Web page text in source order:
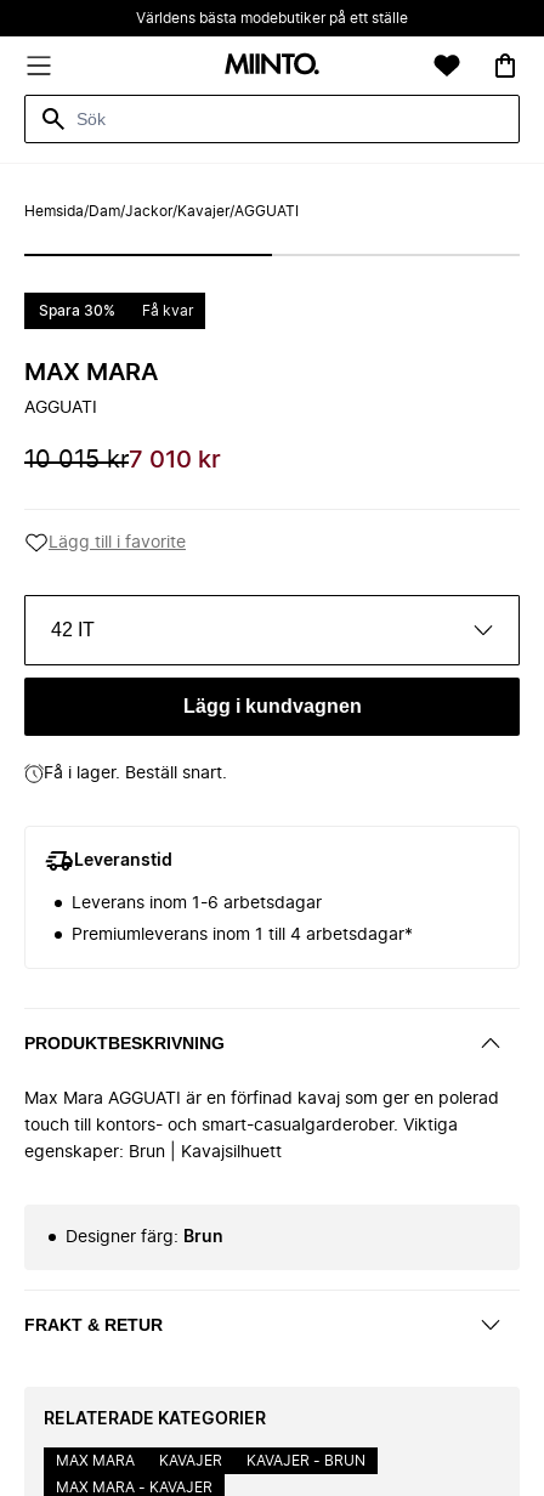
Världens bästa modebutiker på ett ställe
Hemsida/Dam/Jackor/Kavajer/AGGUATI
Spara 30% Få kvar
MAX MARA
AGGUATI
10 015 kr7 010 kr
Lägg till i favorite
42 IT
Lägg i kundvagnen
Få i lager. Beställ snart.
Leveranstid
Leverans inom 1-6 arbetsdagar
Premiumleverans inom 1 till 4 arbetsdagar*
PRODUKTBESKRIVNING
Max Mara AGGUATI är en förfinad kavaj som ger en polerad
touch till kontors- och smart-casualgarderober. Viktiga
egenskaper: Brun | Kavajsilhuett
Designer färg: Brun
FRAKT & RETUR
RELATERADE KATEGORIER
MAX MARA KAVAJER
KAVAJER - BRUN
MAX MARA - KAVAJER